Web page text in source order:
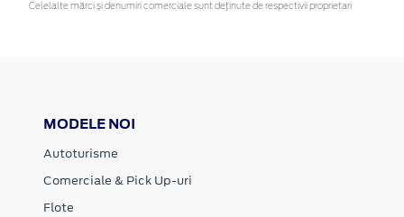
Celelalte mărci și denumiri comerciale sunt deținute de respectivii proprietari
MODELE NOI
Autoturisme
Comerciale & Pick Up-uri
Flote